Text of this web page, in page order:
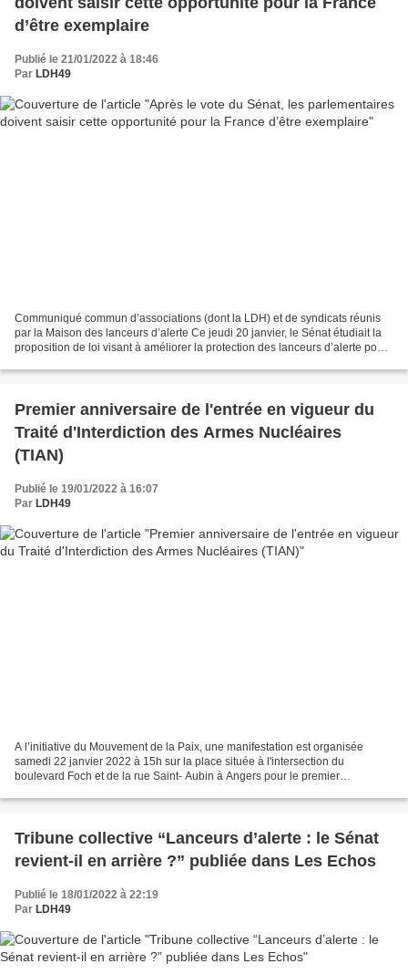
d’être exemplaire
Publié le 21/01/2022 à 18:46
Par LDH49
Communiqué commun d’associations (dont la LDH) et de syndicats réunis
par la Maison des lanceurs d’alerte Ce jeudi 20 janvier, le Sénat étudiait la
proposition de loi visant à améliorer la protection des lanceurs d’alerte pour
Premier anniversaire de l'entrée en vigueur du
Traité d'Interdiction des Armes Nucléaires
(TIAN)
Publié le 19/01/2022 à 16:07
Par LDH49
A l’initiative du Mouvement de la Paix, une manifestation est organisée
samedi 22 janvier 2022 à 15h sur la place située à l'intersection du
boulevard Foch et de la rue Saint- Aubin à Angers pour le premier
Tribune collective “Lanceurs d’alerte : le Sénat
revient-il en arrière ?” publiée dans Les Echos
Publié le 18/01/2022 à 22:19
Par LDH49